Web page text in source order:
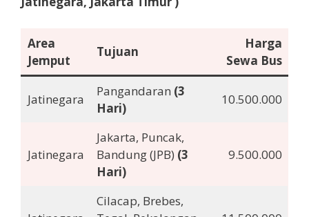
Area
Jemput
Tujuan
Harga
Sewa Bus
Jatinegara
Pangandaran (3
Hari)
10.500.000
Jatinegara
Jakarta, Puncak,
Bandung (JPB) (3
Hari)
9.500.000
Cilacap, Brebes,